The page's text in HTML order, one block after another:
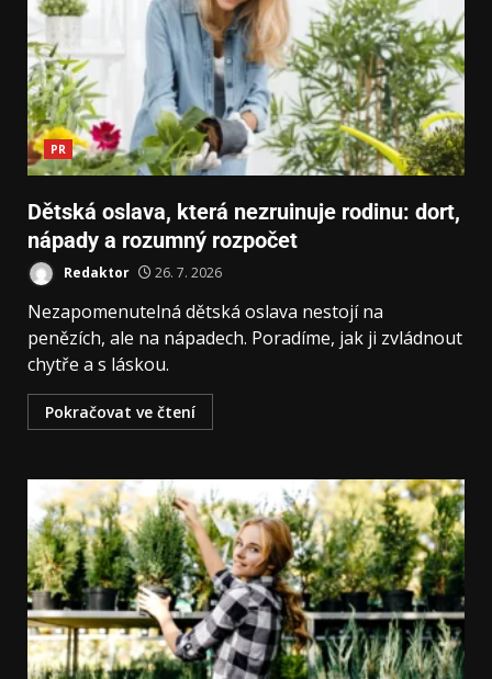
PR
Dětská oslava, která nezruinuje rodinu: dort,
nápady a rozumný rozpočet
Redaktor 26. 7. 2026
Nezapomenutelná dětská oslava nestojí na
penězích, ale na nápadech. Poradíme, jak ji zvládnout
chytře a s láskou.
Pokračovat ve čtení